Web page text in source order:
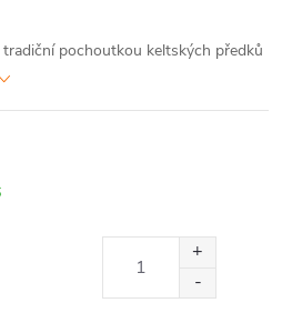
pochoutkou keltských předků